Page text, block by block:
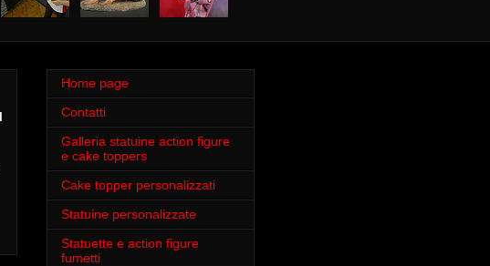
Home page
Contatti
Galleria statuine action figure
e cake toppers
Cake topper personalizzati
Statuine personalizzate
Statuette e action figure
fumetti